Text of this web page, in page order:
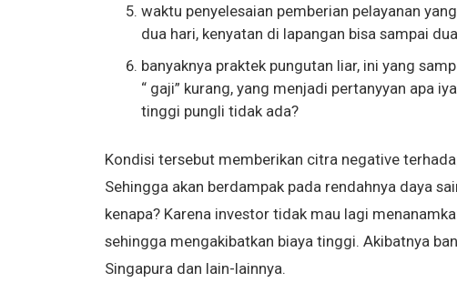
waktu penyelesaian pemberian pelayanan
dua hari, kenyatan di lapangan bisa sampai
banyaknya praktek pungutan liar, ini yang
“ gaji” kurang, yang menjadi pertanyyan apa
tinggi pungli tidak ada?
Kondisi tersebut memberikan citra negative
Sehingga akan berdampak pada rendahnya daya
kenapa? Karena investor tidak mau lagi
sehingga mengakibatkan biaya tinggi. Akibatnya
Singapura dan lain-lainnya.